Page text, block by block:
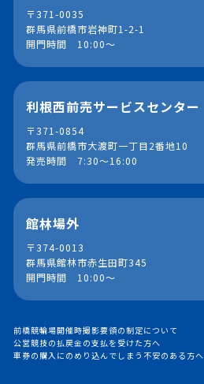
〒371-0035
群馬県前橋市岩神町1-2-1
開門時間 10:00～
利根西前売サービスセンター
〒371-0854
群馬県前橋市大渡町一丁目2番地10
発売時間 7:30～16:00
館林場外
〒374-0013
群馬県館林市赤生田町345
開門時間 10:00～
前橋競輪場開催時撮影要領の制定について
公営競技の払戻金の支払を受けた方へ
車券の購入にのめり込んでしまう不安のある方へ